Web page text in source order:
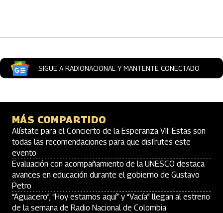
SIGUE A RADIONACIONAL Y MANTENTE CONECTADO
MÁS COMPARTIDO
Alístate para el Concierto de la Esperanza VII: Estas son
todas las recomendaciones para que disfrutes este
evento
Evaluación con acompañamiento de la UNESCO destaca
avances en educación durante el gobierno de Gustavo
Petro
“Aguacero”, “Hoy estamos aquí” y “Vacía” llegan al estreno
de la semana de Radio Nacional de Colombia